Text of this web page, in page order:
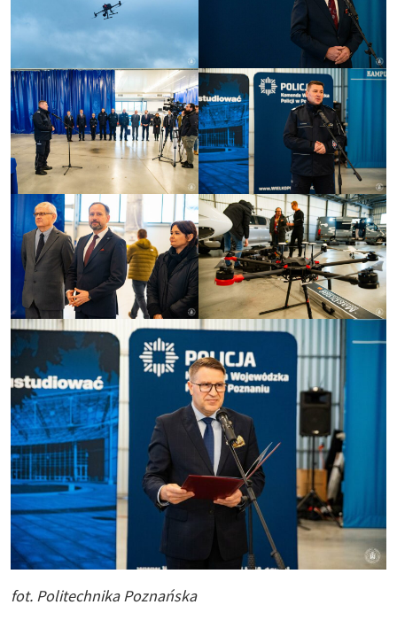
fot. Politechnika Poznańska